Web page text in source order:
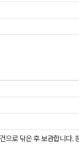
로 닦은 후 보관합니다.